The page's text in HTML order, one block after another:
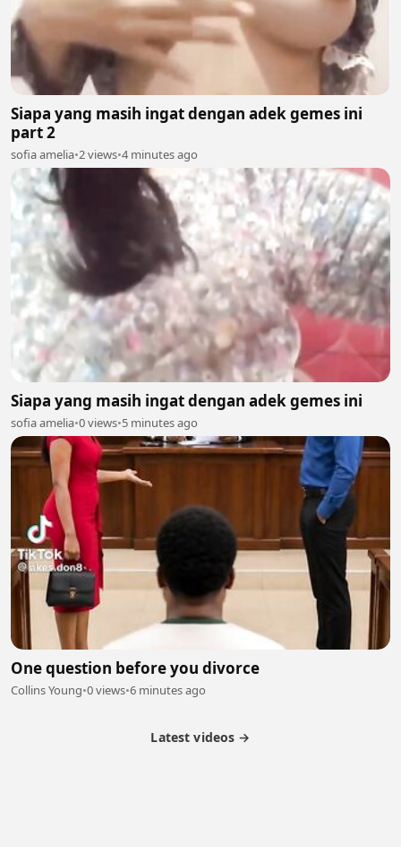
Siapa yang masih ingat dengan adek gemes ini
part 2
sofia amelia•2 views•4 minutes ago
Siapa yang masih ingat dengan adek gemes ini
sofia amelia•0 views•5 minutes ago
One question before you divorce
Collins Young•0 views•6 minutes ago
Latest videos →